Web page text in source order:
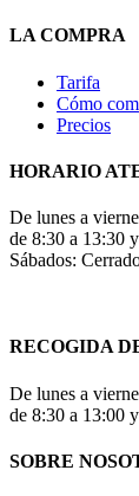
LA COMPRA
Tarifa
Cómo
Precios
HORARIO
De lunes a
de 8:30 a 13:30
Sábados:
RECOGIDA
De lunes a
de 8:30 a 13:00
SOBRE